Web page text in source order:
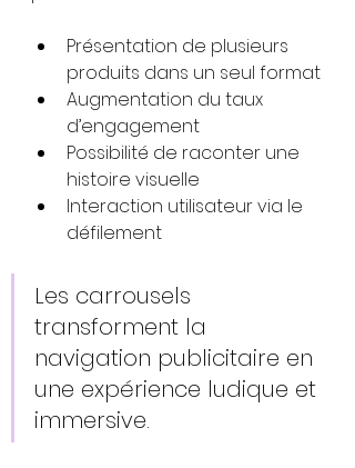
Présentation de plusieurs
produits dans un seul format
Augmentation du taux
d’engagement
Possibilité de raconter une
histoire visuelle
Interaction utilisateur via le
défilement
Les carrousels
transforment la
navigation publicitaire en
une expérience ludique et
immersive.